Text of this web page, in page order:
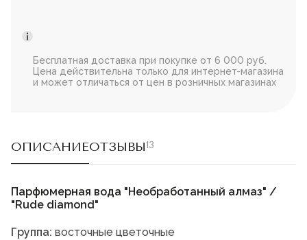
Бесплатная доставка при покупке от 6 000 руб.
Цена действительна только для интернет-магазина
и может отличаться от цен в розничных магазинах
ОПИСАНИЕОТЗЫВЫ13
Парфюмерная вода "Необработанный алмаз" /
"Rude diamond"
Группа: восточные цветочные